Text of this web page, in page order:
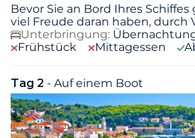
Bevor Sie an Bord Ihres
viel Freude daran haben, durch
Unterbringung:
Frühstück
Mittagessen
Tag 2 - Auf einem Boot